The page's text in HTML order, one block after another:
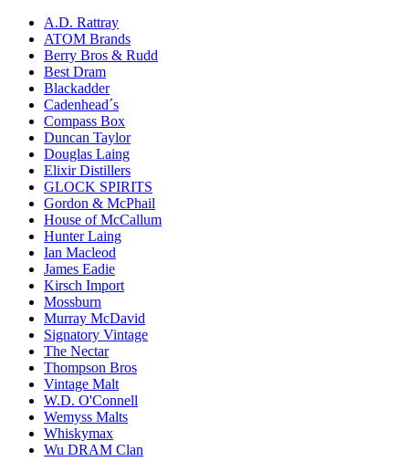
A.D. Rattray
ATOM Brands
Berry Bros & Rudd
Best Dram
Blackadder
Cadenhead´s
Compass Box
Duncan Taylor
Douglas Laing
Elixir Distillers
GLOCK SPIRITS
Gordon & McPhail
House of McCallum
Hunter Laing
Ian Macleod
James Eadie
Kirsch Import
Mossburn
Murray McDavid
Signatory Vintage
The Nectar
Thompson Bros
Vintage Malt
W.D. O'Connell
Wemyss Malts
Whiskymax
Wu DRAM Clan